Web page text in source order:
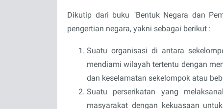
Dikutip dari buku "Bentuk Negara dan
pengertian negara, yakni sebagai berikut :
Suatu organisasi di antara
mendiami wilayah tertentu dengan
dan keselamatan sekelompok atau
Suatu perserikatan yang
masyarakat dengan kekuasaan